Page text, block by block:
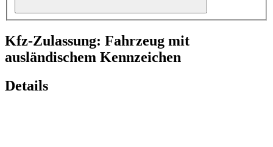
Kfz-Zulassung: Fahrzeug mit
ausländischem Kennzeichen
Details